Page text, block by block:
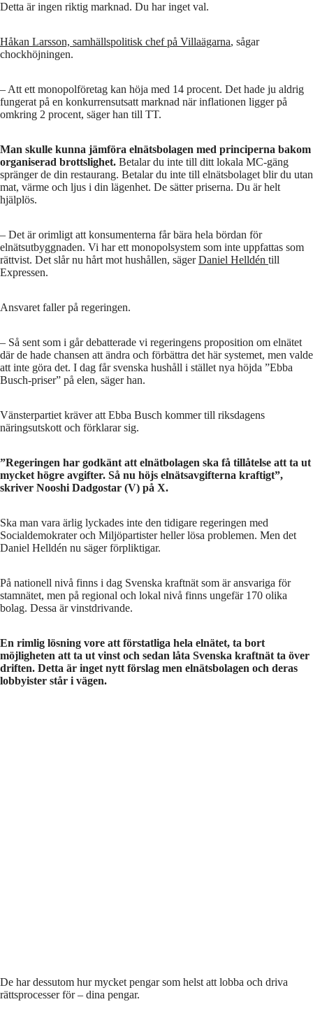
Detta är ingen riktig marknad. Du har inget val.
Håkan Larsson, samhällspolitisk chef på Villaägarna, sågar
chockhöjningen.
– Att ett monopolföretag kan höja med 14 procent. Det hade ju aldrig
fungerat på en konkurrensutsatt marknad när inflationen ligger på
omkring 2 procent, säger han till TT.
Man skulle kunna jämföra elnätsbolagen med principerna bakom
organiserad brottslighet. Betalar du inte till ditt lokala MC-gäng
spränger de din restaurang. Betalar du inte till elnätsbolaget blir du utan
mat, värme och ljus i din lägenhet. De sätter priserna. Du är helt
hjälplös.
– Det är orimligt att konsumenterna får bära hela bördan för
elnätsutbyggnaden. Vi har ett monopolsystem som inte uppfattas som
rättvist. Det slår nu hårt mot hushållen, sägerDaniel Helldén till
Expressen.
Ansvaret faller på regeringen.
– Så sent som i går debatterade vi regeringens proposition om elnätet
där de hade chansen att ändra och förbättra det här systemet, men valde
att inte göra det. I dag får svenska hushåll i stället nya höjda ”Ebba
Busch-priser” på elen, säger han.
Vänsterpartiet kräver att Ebba Busch kommer till riksdagens
näringsutskott och förklarar sig.
”Regeringen har godkänt att elnätbolagen ska få tillåtelse att ta ut
mycket högre avgifter. Så nu höjs elnätsavgifterna kraftigt”,
skriver Nooshi Dadgostar (V) på X.
Ska man vara ärlig lyckades inte den tidigare regeringen med
Socialdemokrater och Miljöpartister heller lösa problemen. Men det
Daniel Helldén nu säger förpliktigar.
På nationell nivå finns i dag Svenska kraftnät som är ansvariga för
stamnätet, men på regional och lokal nivå finns ungefär 170 olika
bolag. Dessa är vinstdrivande.
En rimlig lösning vore att förstatliga hela elnätet, ta bort
möjligheten att ta ut vinst och sedan låta Svenska kraftnät ta över
driften. Detta är inget nytt förslag men elnätsbolagen och deras
lobbyister står i vägen.
De har dessutom hur mycket pengar som helst att lobba och driva
rättsprocesser för – dina pengar.